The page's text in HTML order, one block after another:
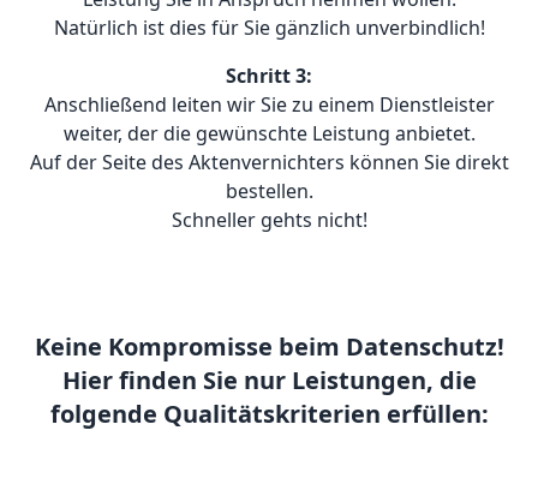
Natürlich ist dies für Sie gänzlich unverbindlich!
Schritt 3:
Anschließend leiten wir Sie zu einem Dienstleister
weiter, der die gewünschte Leistung anbietet.
Auf der Seite des Aktenvernichters können Sie direkt
bestellen.
Schneller gehts nicht!
Keine Kompromisse beim Datenschutz!
Hier finden Sie nur Leistungen, die
folgende Qualitätskriterien erfüllen: